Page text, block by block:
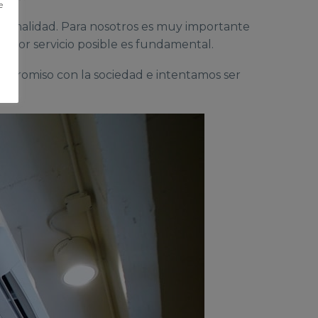
Para nosotros es muy importante
servicio posible es fundamental.
con la sociedad e intentamos ser